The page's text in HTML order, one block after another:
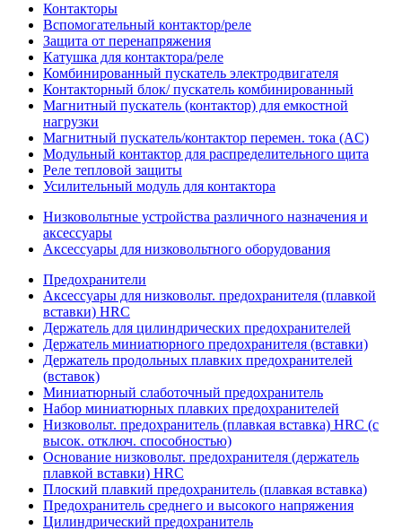
Контакторы
Вспомогательный контактор/реле
Защита от перенапряжения
Катушка для контактора/реле
Комбинированный пускатель электродвигателя
Контакторный блок/ пускатель комбинированный
Магнитный пускатель (контактор) для емкостной
нагрузки
Магнитный пускатель/контактор перемен. тока (AC)
Модульный контактор для распределительного щита
Реле тепловой защиты
Усилительный модуль для контактора
Низковольтные устройства различного назначения и
аксессуары
Аксессуары для низковольтного оборудования
Предохранители
Аксессуары для низковольт. предохранителя (плавкой
вставки) HRC
Держатель для цилиндрических предохранителей
Держатель миниатюрного предохранителя (вставки)
Держатель продольных плавких предохранителей
(вставок)
Миниатюрный слаботочный предохранитель
Набор миниатюрных плавких предохранителей
Низковольт. предохранитель (плавкая вставка) HRC (с
высок. отключ. способностью)
Основание низковольт. предохранителя (держатель
плавкой вставки) HRC
Плоский плавкий предохранитель (плавкая вставка)
Предохранитель среднего и высокого напряжения
Цилиндрический предохранитель